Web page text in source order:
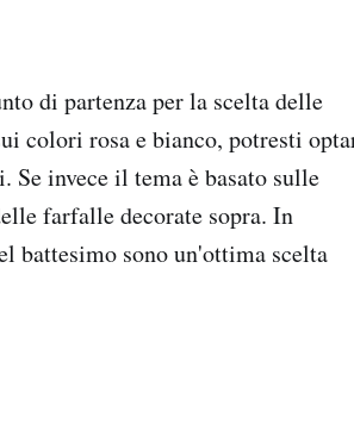
di partenza per la scelta delle
colori rosa e bianco, potresti
invece il tema è basato sulle
farfalle decorate sopra. In
battesimo sono un'ottima scelta